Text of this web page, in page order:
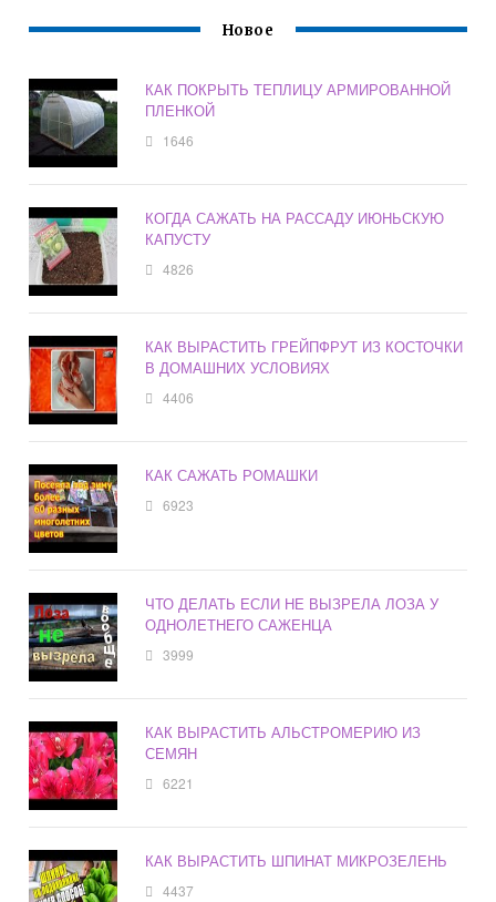
Новое
КАК ПОКРЫТЬ ТЕПЛИЦУ АРМИРОВАННОЙ
ПЛЕНКОЙ
1646
КОГДА САЖАТЬ НА РАССАДУ ИЮНЬСКУЮ
КАПУСТУ
4826
КАК ВЫРАСТИТЬ ГРЕЙПФРУТ ИЗ КОСТОЧКИ
В ДОМАШНИХ УСЛОВИЯХ
4406
КАК САЖАТЬ РОМАШКИ
6923
ЧТО ДЕЛАТЬ ЕСЛИ НЕ ВЫЗРЕЛА ЛОЗА У
ОДНОЛЕТНЕГО САЖЕНЦА
3999
КАК ВЫРАСТИТЬ АЛЬСТРОМЕРИЮ ИЗ
СЕМЯН
6221
КАК ВЫРАСТИТЬ ШПИНАТ МИКРОЗЕЛЕНЬ
4437